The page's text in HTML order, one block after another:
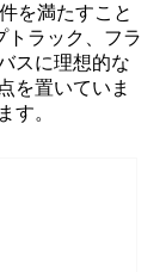
を満たすこと
トラック、フラ
スに理想的な
を置いていま
す。